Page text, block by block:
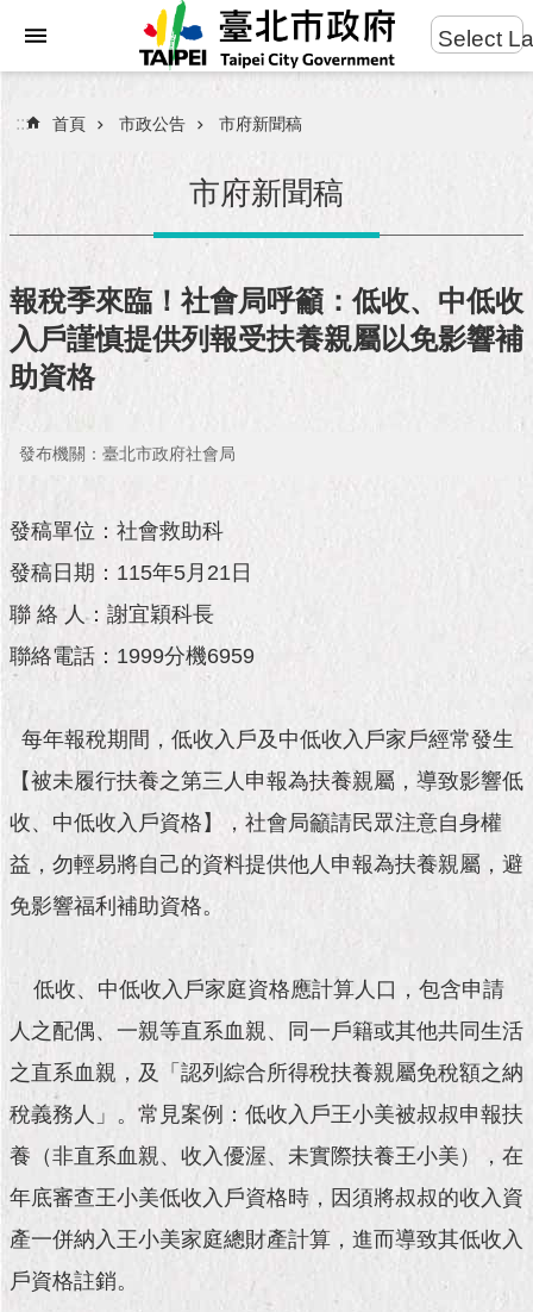
進
搜
民
服
務
市
團
市
政
公
告
施
景
及
成
果
政
館
發
現
北
活
動
主
館
Select
::: 首頁 市政公告 市府新聞稿
市府新聞稿
報稅季來臨！社會局呼籲：低收、中低收
入戶謹慎提供列報受扶養親屬以免影響補
助資格
發布機關：臺北市政府社會局
發稿單位：社會救助科
發稿日期：115年5月21日
聯 絡 人：謝宜穎科長
聯絡電話：1999分機6959
每年報稅期間，低收入戶及中低收入戶家戶經常發生
【被未履行扶養之第三人申報為扶養親屬，導致影響低
收、中低收入戶資格】，社會局籲請民眾注意自身權
益，勿輕易將自己的資料提供他人申報為扶養親屬，避
免影響福利補助資格。
低收、中低收入戶家庭資格應計算人口，包含申請
人之配偶、一親等直系血親、同一戶籍或其他共同生活
之直系血親，及「認列綜合所得稅扶養親屬免稅額之納
稅義務人」。常見案例：低收入戶王小美被叔叔申報扶
養（非直系血親、收入優渥、未實際扶養王小美），在
年底審查王小美低收入戶資格時，因須將叔叔的收入資
產一併納入王小美家庭總財產計算，進而導致其低收入
戶資格註銷。